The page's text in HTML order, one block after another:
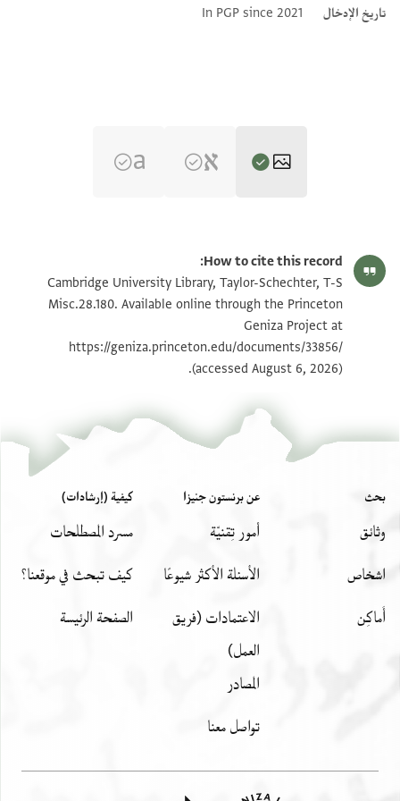
تاريخ الإدخال In PGP since 2021
T-S Misc.28.180 1r
بيان أذونات الصورة
How to cite this record:
Cambridge University Library, Taylor-Schechter, T-S
Misc.28.180. Available online through the Princeton
Geniza Project at
https://geniza.princeton.edu/documents/33856/
(accessed August 6, 2026).
بحث
وثائق
اشخاص
أَماكِن
عن برنستون جنيزا
أمور تِقنيّة
الأسئلة الأكثر شيوعًا
الاعتمادات (فريق
العمل)
المصادر
تواصل معنا
كيفية (إرشادات)
مسرد المصطلحات
كيف تبحث في موقعنا؟
الصفحة الرئيسة